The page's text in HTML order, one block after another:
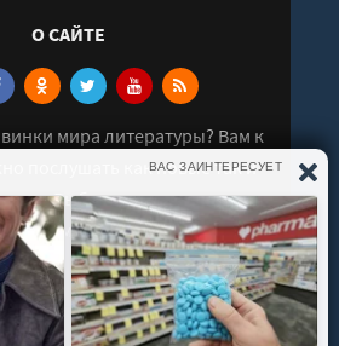
О САЙТЕ
мира литературы? Вам к
послушать как новые так и
Выбрать и поделиться с
лучшими аудиокнигами!